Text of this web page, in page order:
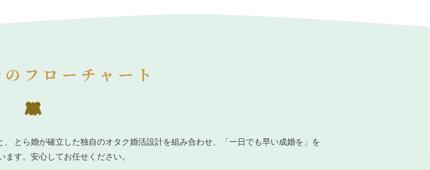
フローチャート
とら婚が確立した独自のオタク婚活設計を組み合わせ、「一日でも早い成婚を」を
す。安心してお任せください。